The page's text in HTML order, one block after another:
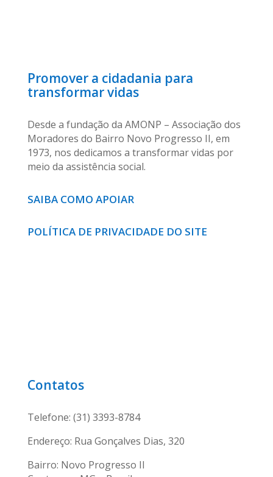
Promover a cidadania para
transformar vidas
Desde a fundação da AMONP – Associação dos
Moradores do Bairro Novo Progresso II, em
1973, nos dedicamos a transformar vidas por
meio da assistência social.
SAIBA COMO APOIAR
POLÍTICA DE PRIVACIDADE DO SITE
Contatos
Telefone: (31) 3393-8784
Endereço: Rua Gonçalves Dias, 320
Bairro: Novo Progresso II